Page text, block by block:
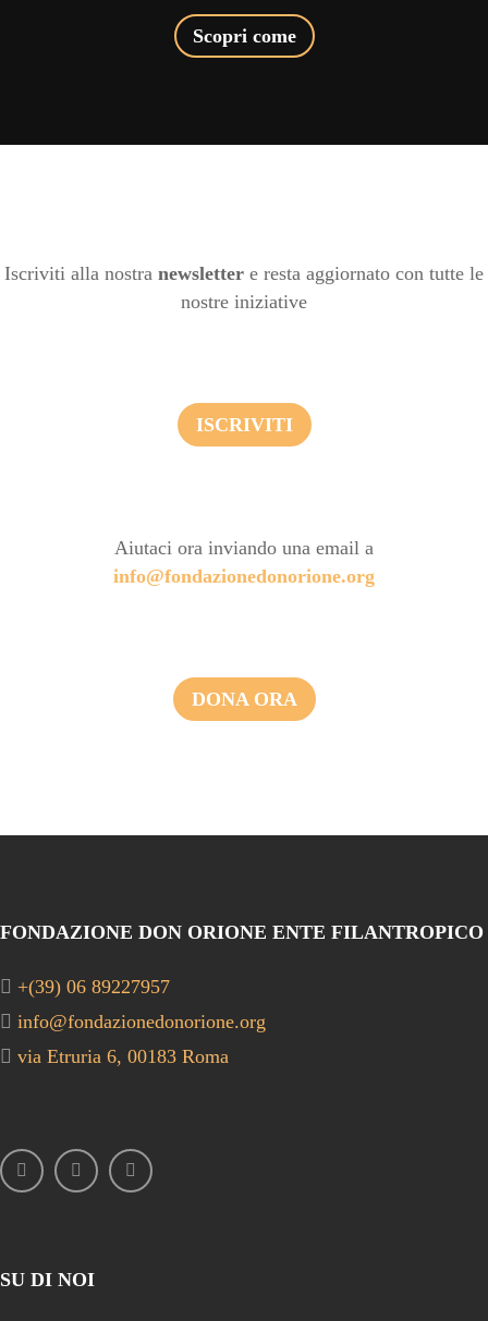
Scopri come
Iscriviti alla nostra newsletter e resta aggiornato con tutte le
nostre iniziative
ISCRIVITI
Aiutaci ora inviando una email a
info@fondazionedonorione.org
DONA ORA
FONDAZIONE DON ORIONE ENTE FILANTROPICO
+(39) 06 89227957
info@fondazionedonorione.org
via Etruria 6, 00183 Roma
SU DI NOI